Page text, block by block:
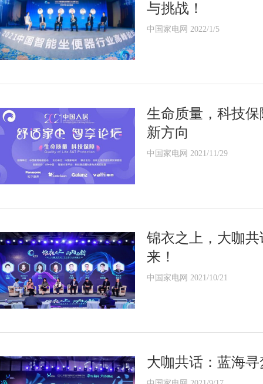
与挑战！
中国家电网 2022/1/5
生命质量，科技
新方向
中国家电网 2021/11/29
锦衣之上，大咖
来！
中国家电网 2021/10/21
大咖共话：蓝海